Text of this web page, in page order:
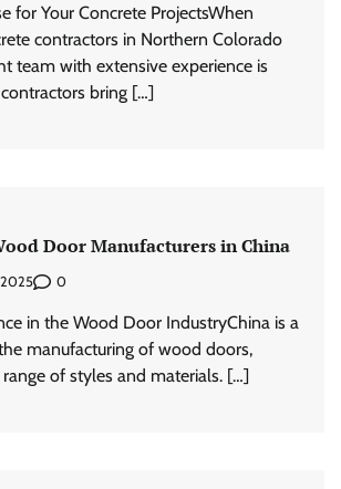
for Your Concrete ProjectsWhen
contractors in Northern Colorado
team with extensive experience is
bring […]
Door Manufacturers in China
2025 0
in the Wood Door IndustryChina is a
manufacturing of wood doors,
of styles and materials. […]